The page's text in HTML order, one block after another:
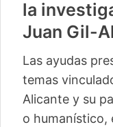
la
Juan Gil-
Las ayudas
temas
Alicante y su
o humanístico,